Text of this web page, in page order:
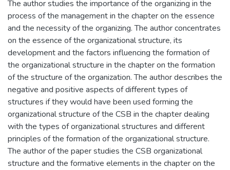
The author studies the importance of the organizing in the
process of the management in the chapter on the essence
and the necessity of the organizing. The author concentrates
on the essence of the organizational structure, its
development and the factors influencing the formation of
the organizational structure in the chapter on the formation
of the structure of the organization. The author describes the
negative and positive aspects of different types of
structures if they would have been used forming the
organizational structure of the CSB in the chapter dealing
with the types of organizational structures and different
principles of the formation of the organizational structure.
The author of the paper studies the CSB organizational
structure and the formative elements in the chapter on the